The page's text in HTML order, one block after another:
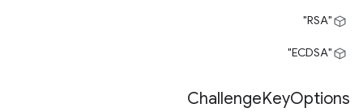
"RSA"
"ECDSA"
ChallengeKeyOptions